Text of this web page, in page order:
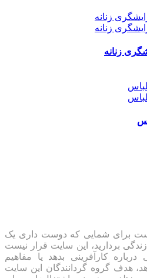
زنانه
برای شمایی که دوست داری یک
بردارید، این سایت قرار نیست
کارآفرینی بدهد یا مفاهیم
هدف گروه گردانندگان این سایت